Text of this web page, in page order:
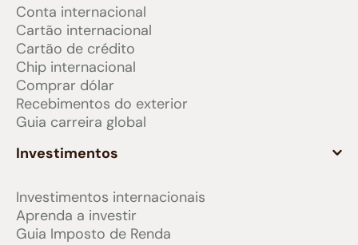
Conta internacional
Cartão internacional
Cartão de crédito
Chip internacional
Comprar dólar
Recebimentos do exterior
Guia carreira global
Investimentos
Investimentos internacionais
Aprenda a investir
Guia Imposto de Renda